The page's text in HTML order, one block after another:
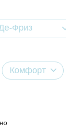
Фриз
Комфорт